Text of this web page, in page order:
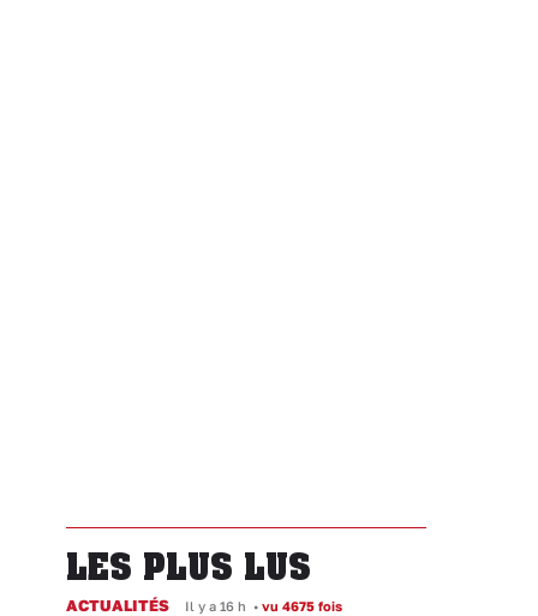
LES PLUS LUS
ACTUALITÉS Il y a 16 h • vu 4675 fois